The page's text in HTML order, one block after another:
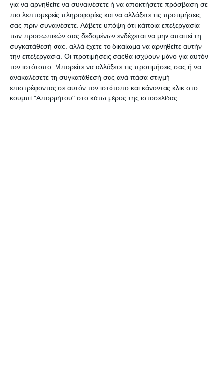
για να αρνηθείτε να συναινέσετε ή να αποκτήσετε πρόσβαση σε
πιο λεπτομερείς πληροφορίες και να αλλάξετε τις προτιμήσεις
σας πριν συναινέσετε. Λάβετε υπόψη ότι κάποια επεξεργασία
των προσωπικών σας δεδομένων ενδέχεται να μην απαιτεί τη
συγκατάθεσή σας, αλλά έχετε το δικαίωμα να αρνηθείτε αυτήν
την επεξεργασία. Οι προτιμήσεις σαςθα ισχύουν μόνο για αυτόν
τον ιστότοπο. Μπορείτε να αλλάξετε τις προτιμήσεις σας ή να
ανακαλέσετε τη συγκατάθεσή σας ανά πάσα στιγμή
επιστρέφοντας σε αυτόν τον ιστότοπο και κάνοντας κλικ στο
κουμπί "Απορρήτου" στο κάτω μέρος της ιστοσελίδας.
28 Μαρτίου, 2026
Κρήτες Καλλιτέχνες | Σήφης
Λιγοψυχάκης “Στειακός”